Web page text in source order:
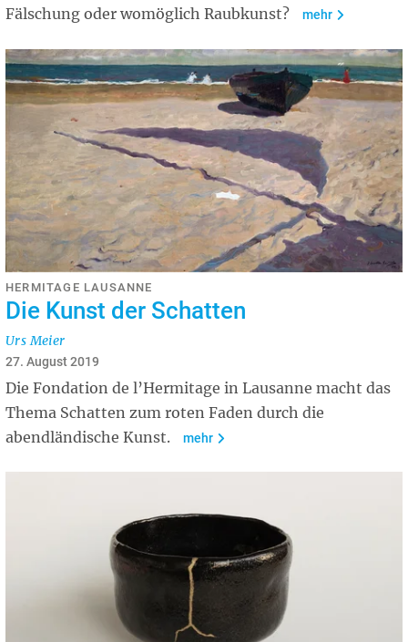
Fälschung oder womöglich Raubkunst?
mehr
HERMITAGE LAUSANNE
Die Kunst der Schatten
Urs Meier
27. August 2019
Die Fondation de l’Hermitage in Lausanne macht das
Thema Schatten zum roten Faden durch die
abendländische Kunst.
mehr